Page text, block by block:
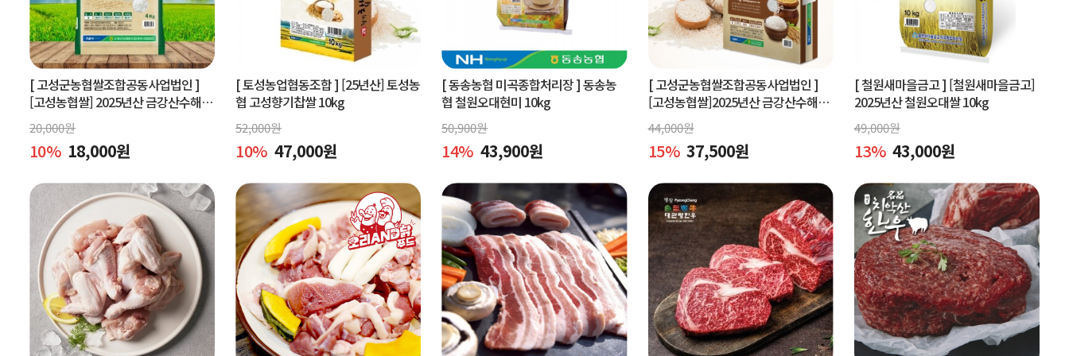
[ 고성군농협쌀조합공동사업법인 ]
[고성농협쌀] 2025년산 금강산수해앤
들미 4kg (상등급) 당일도정
20,000원
10% 18,000원
[ 토성농업협동조합 ] [25년산] 토성농
협 고성향기찹쌀 10kg
52,000원
10% 47,000원
[ 동송농협 미곡종합처리장 ]동송농
협 철원오대현미 10kg
50,900원
14% 43,900원
[ 고성군농협쌀조합공동사업법인 ]
[고성농협쌀]2025년산 금강산수해풍
미 쌀 10kg (상등급)당일도정
44,000원
15% 37,500원
[ 철원새마을금고 ] [철원새마을금고]
2025년산 철원오대쌀 10kg
49,000원
13% 43,000원